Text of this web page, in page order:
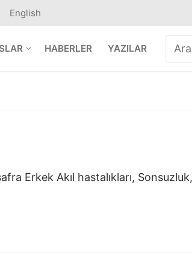
English
HABERLER YAZILAR
Erkek Akıl hastalıkları,